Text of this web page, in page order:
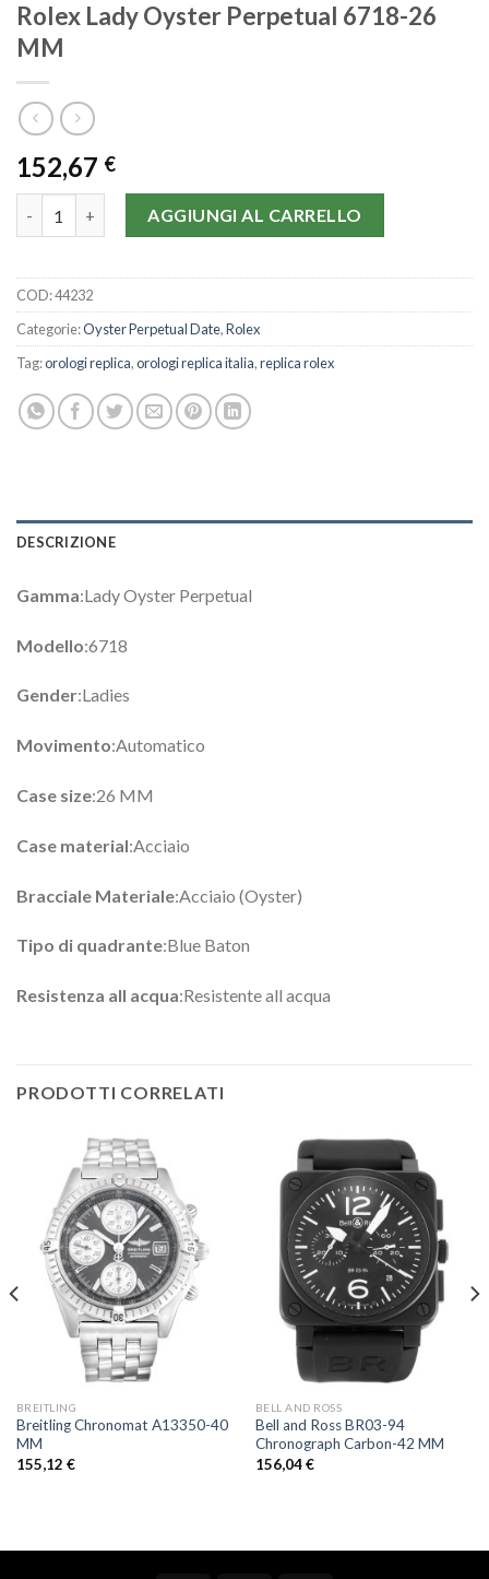
Rolex Lady Oyster Perpetual 6718-26
MM
152,67 €
AGGIUNGI AL CARRELLO
COD:44232
Categorie:Oyster Perpetual Date,Rolex
Tag:orologi replica,orologi replica italia,replica rolex
DESCRIZIONE
Gamma:Lady Oyster Perpetual
Modello:6718
Gender:Ladies
Movimento:Automatico
Case size:26 MM
Case material:Acciaio
Bracciale Materiale:Acciaio (Oyster)
Tipo di quadrante:Blue Baton
Resistenza all acqua:Resistente all acqua
PRODOTTI CORRELATI
BREITLING
Breitling Chronomat A13350-40
MM
155,12 €
BELL AND ROSS
Bell and Ross BR03-94
Chronograph Carbon-42 MM
156,04€